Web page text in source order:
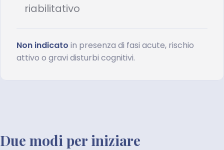
riabilitativo
Non indicato in presenza di fasi acute, rischio
attivo o gravi disturbi cognitivi.
Due modi per iniziare